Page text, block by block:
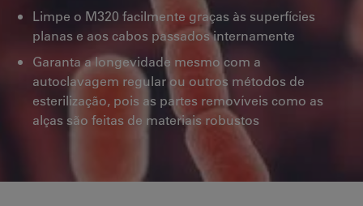
Limpe o M320 facilmente graças às superfícies
planas e aos cabos passados internamente
Garanta a longevidade mesmo com a
autoclavagem regular ou outros métodos de
esterilização, pois as partes removíveis como as
alças são feitas de materiais robustos